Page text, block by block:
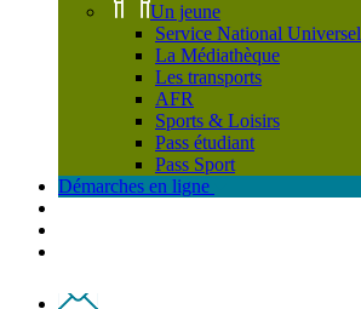
Un jeune
Service National Universel
La Médiathèque
Les transports
AFR
Sports & Loisirs
Pass étudiant
Pass Sport
Démarches en ligne
Contact